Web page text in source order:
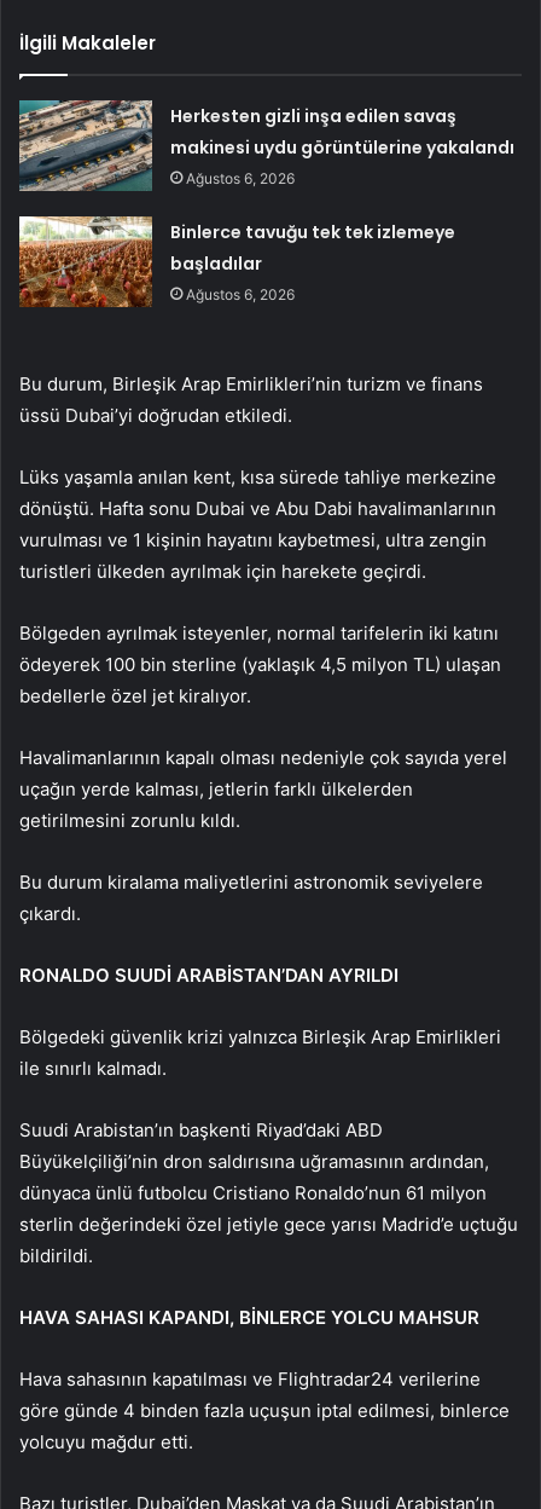
İlgili Makaleler
Herkesten gizli inşa edilen savaş
makinesi uydu görüntülerine yakalandı
Ağustos 6, 2026
Binlerce tavuğu tek tek izlemeye
başladılar
Ağustos 6, 2026
Bu durum, Birleşik Arap Emirlikleri’nin turizm ve finans
üssü Dubai’yi doğrudan etkiledi.
Lüks yaşamla anılan kent, kısa sürede tahliye merkezine
dönüştü. Hafta sonu Dubai ve Abu Dabi havalimanlarının
vurulması ve 1 kişinin hayatını kaybetmesi, ultra zengin
turistleri ülkeden ayrılmak için harekete geçirdi.
Bölgeden ayrılmak isteyenler, normal tarifelerin iki katını
ödeyerek 100 bin sterline (yaklaşık 4,5 milyon TL) ulaşan
bedellerle özel jet kiralıyor.
Havalimanlarının kapalı olması nedeniyle çok sayıda yerel
uçağın yerde kalması, jetlerin farklı ülkelerden
getirilmesini zorunlu kıldı.
Bu durum kiralama maliyetlerini astronomik seviyelere
çıkardı.
RONALDO SUUDİ ARABİSTAN’DAN AYRILDI
Bölgedeki güvenlik krizi yalnızca Birleşik Arap Emirlikleri
ile sınırlı kalmadı.
Suudi Arabistan’ın başkenti Riyad’daki ABD
Büyükelçiliği’nin dron saldırısına uğramasının ardından,
dünyaca ünlü futbolcu Cristiano Ronaldo’nun 61 milyon
sterlin değerindeki özel jetiyle gece yarısı Madrid’e uçtuğu
bildirildi.
HAVA SAHASI KAPANDI, BİNLERCE YOLCU MAHSUR
Hava sahasının kapatılması ve Flightradar24 verilerine
göre günde 4 binden fazla uçuşun iptal edilmesi, binlerce
yolcuyu mağdur etti.
Bazı turistler, Dubai’den Maskat ya da Suudi Arabistan’ın